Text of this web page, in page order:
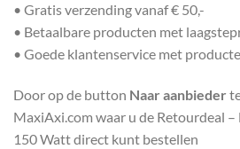
• Gratis verzending vanaf € 50,-
• Betaalbare producten met
• Goede klantenservice met
Door op de button Naar aanbieder
MaxiAxi.com waar u de Retourdeal
150 Watt direct kunt bestellen